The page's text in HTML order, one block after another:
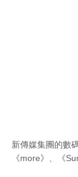
新傳媒集團的數
《more》
《